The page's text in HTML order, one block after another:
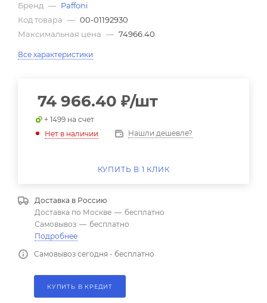
Бренд — Paffoni
Код товара — 00-01192930
Максимальная цена — 74966.40
Все характеристики
74 966.40 ₽/шт
+ 1499 на счет
Нет в наличии
Нашли дешевле?
КУПИТЬ В 1 КЛИК
Доставка в Россию
Доставка по Москве — бесплатно
Самовывоз — бесплатно
Подробнее
Самовывоз сегодня - бесплатно
КУПИТЬ В КРЕДИТ